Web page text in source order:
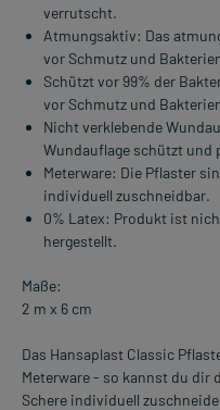
verrutscht.
Atmungsaktiv: Das
vor Schmutz und
Schützt vor 99% der
vor Schmutz und
Nicht verklebende
Wundauflage schützt und
Meterware: Die Pflaster
individuell zuschneidbar.
0% Latex: Produkt ist
hergestellt.
Maße:
2 m x 6 cm
Das Hansaplast Classic
Meterware - so kannst du dir
Schere individuell